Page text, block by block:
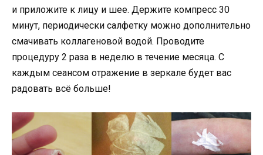
и приложите к лицу и шее. Держите компресс 30
минут, периодически салфетку можно дополнительно
смачивать коллагеновой водой. Проводите
процедуру 2 раза в неделю в течение месяца. С
каждым сеансом отражение в зеркале будет вас
радовать всё больше!